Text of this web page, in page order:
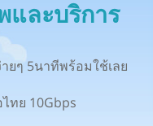
และบริการ
ยๆ 5นาทีพร้อมใช้เลย
ทย 10Gbps